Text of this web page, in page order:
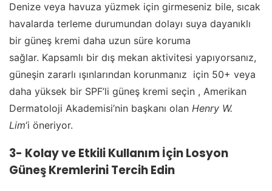
Denize veya havuza yüzmek için girmeseniz bile, sıcak
havalarda terleme durumundan dolayı suya dayanıklı
bir güneş kremi daha uzun süre koruma
sağlar. Kapsamlı bir dış mekan aktivitesi yapıyorsanız,
güneşin zararlı ışınlarından korunmanız için 50+ veya
daha yüksek bir SPF’li güneş kremi seçin , Amerikan
Dermatoloji Akademisi’nin başkanı olan Henry W.
Lim‘i öneriyor.
3- Kolay ve Etkili Kullanım İçin Losyon
Güneş Kremlerini Tercih Edin